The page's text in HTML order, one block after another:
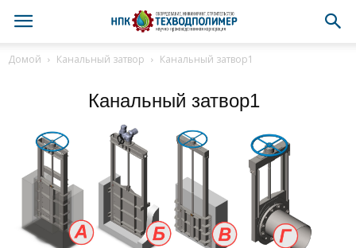
Домой Канальный затвор Канальный затвор1
Канальный затвор1